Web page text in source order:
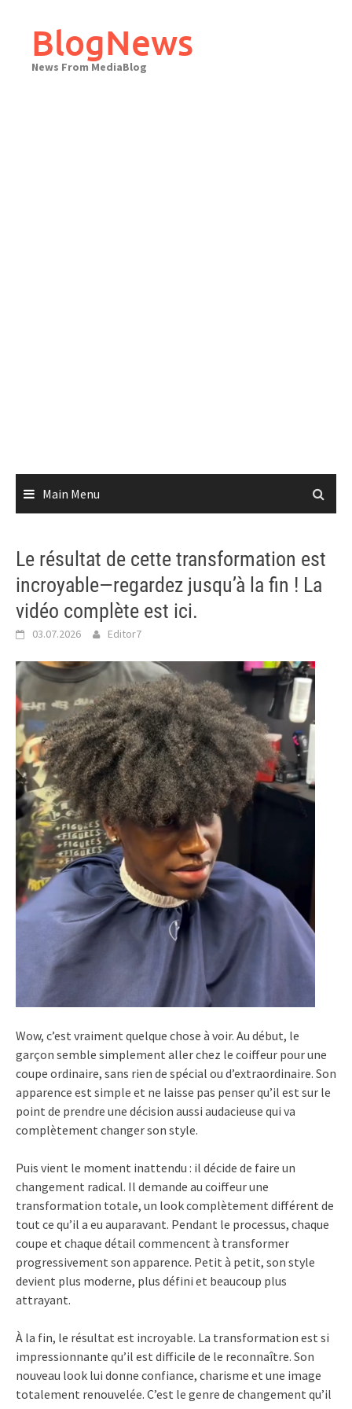
contentBlogNews
News From MediaBlog
Main Menu
Le résultat de cette transformation est
incroyable—regardez jusqu’à la fin ! La
vidéo complète est ici.
03.07.2026 Editor7
Wow, c’est vraiment quelque chose à voir. Au début, le
garçon semble simplement aller chez le coiffeur pour une
coupe ordinaire, sans rien de spécial ou d’extraordinaire. Son
apparence est simple et ne laisse pas penser qu’il est sur le
point de prendre une décision aussi audacieuse qui va
complètement changer son style.
Puis vient le moment inattendu : il décide de faire un
changement radical. Il demande au coiffeur une
transformation totale, un look complètement différent de
tout ce qu’il a eu auparavant. Pendant le processus, chaque
coupe et chaque détail commencent à transformer
progressivement son apparence. Petit à petit, son style
devient plus moderne, plus défini et beaucoup plus
attrayant.
À la fin, le résultat est incroyable. La transformation est si
impressionnante qu’il est difficile de le reconnaître. Son
nouveau look lui donne confiance, charisme et une image
totalement renouvelée. C’est le genre de changement qu’il